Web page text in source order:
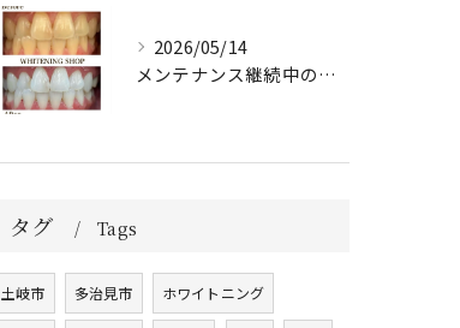
2026/05/14
メンテナンス継続中のお客様🤍
タグ Tags
土岐市 多治見市 ホワイトニング